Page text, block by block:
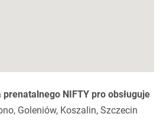
NIFTY pro obsługuje
Goleniów, Koszalin, Szczecin